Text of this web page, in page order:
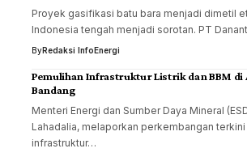
Proyek gasifikasi batu bara menjadi dimetil
Indonesia tengah menjadi sorotan. PT
ByRedaksi InfoEnergi
Pemulihan Infrastruktur Listrik dan BBM di
Bandang
Menteri Energi dan Sumber Daya Mineral
Lahadalia, melaporkan perkembangan
infrastruktur…